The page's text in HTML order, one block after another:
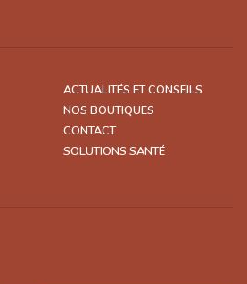
ACTUALITÉS ET CONSEILS
NOS BOUTIQUES
CONTACT
SOLUTIONS SANTÉ